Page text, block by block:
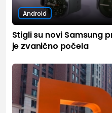
Android
Stigli su novi Samsung
je zvanično počela